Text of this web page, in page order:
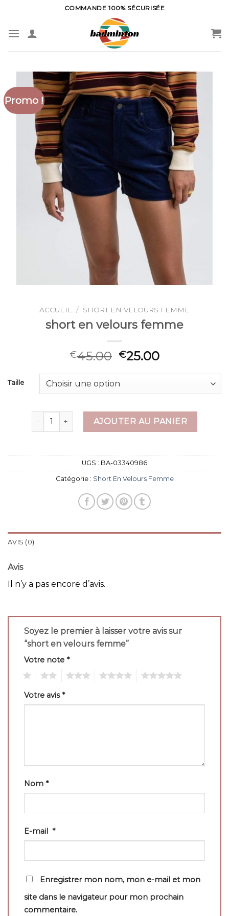
content
COMMANDE 100% SÉCURISÉE
Promo !
ACCUEIL / SHORT EN VELOURS FEMME
short en velours femme
€45.00 €25.00
Taille
quantité de short en velours femme
AJOUTER AU PANIER
UGS : BA-03340986
Catégorie : Short En Velours Femme
AVIS (0)
Avis
Il n’y a pas encore d’avis.
Soyez le premier à laisser votre avis sur
“short en velours femme”
Votre note *
Votre avis*
Nom *
E-mail *
Enregistrer mon nom, mon e-mail et mon
site dans le navigateur pour mon prochain
commentaire.